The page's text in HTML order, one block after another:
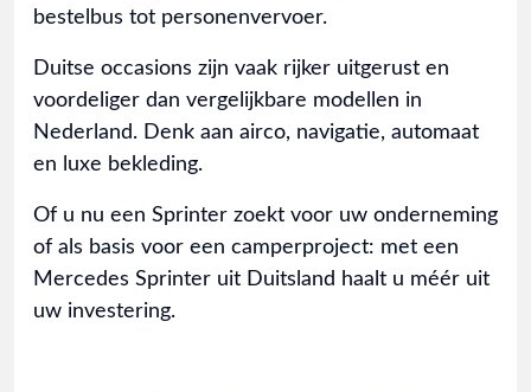
bestelbus tot personenvervoer.
Duitse occasions zijn vaak rijker uitgerust en
voordeliger dan vergelijkbare modellen in
Nederland. Denk aan airco, navigatie, automaat
en luxe bekleding.
Of u nu een Sprinter zoekt voor uw onderneming
of als basis voor een camperproject: met een
Mercedes Sprinter uit Duitsland haalt u méér uit
uw investering.